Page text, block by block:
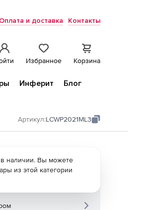
Оплата и доставка Контакты
Избранное Корзина
Инферит
Блог
Артикул:LCWP2021ML3
наличии. Вы можете
из этой категории